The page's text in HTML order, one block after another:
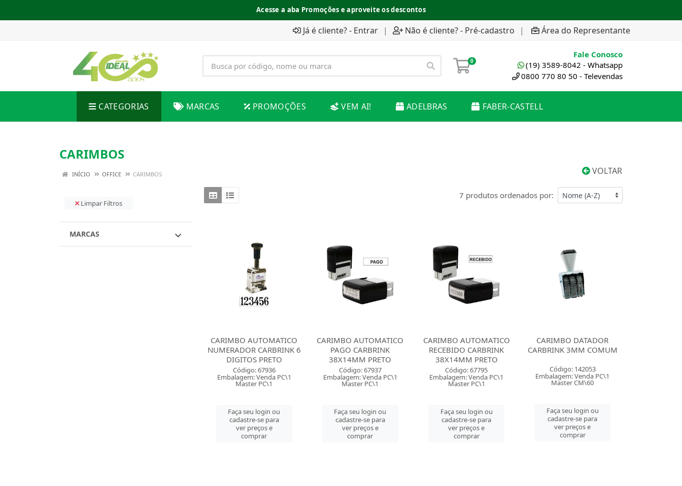
Acesse a aba Promoções e aproveite os descontos
Já é cliente? - Entrar | Não é cliente? - Pré-cadastro | Área do Representante
0
Fale Conosco
(19) 3589-8042 - Whatsapp
0800 770 80 50 - Televendas
CATEGORIAS MARCAS PROMOÇÕES VEM AI! ADELBRAS FABER-CASTELL
CARIMBOS
VOLTAR
INÍCIO OFFICE CARIMBOS
Limpar Filtros
MARCAS
7 produtos ordenados por:
CARIMBO AUTOMATICO
NUMERADOR CARBRINK 6
DIGITOS PRETO
Código: 67936
Embalagem: Venda PC\1
Master PC\1
Faça seu login ou
cadastre-se para
ver preços e
comprar
CARIMBO AUTOMATICO
PAGO CARBRINK
38X14MM PRETO
Código: 67937
Embalagem: Venda PC\1
Master PC\1
Faça seu login ou
cadastre-se para
ver preços e
comprar
CARIMBO AUTOMATICO
RECEBIDO CARBRINK
38X14MM PRETO
Código: 67795
Embalagem: Venda PC\1
Master PC\1
Faça seu login ou
cadastre-se para
ver preços e
comprar
CARIMBO DATADOR
CARBRINK 3MM COMUM
Código: 142053
Embalagem: Venda PC\1
Master CM\60
Faça seu login ou
cadastre-se para
ver preços e
comprar